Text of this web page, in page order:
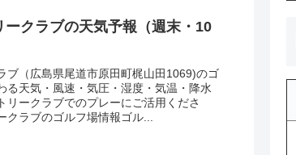
ークラブの天気予報（週末・10
ブ（広島県尾道市原田町梶山田1069)のゴ
る天気・風速・気圧・湿度・気温・降水
リークラブでのプレーにご活用くださ
クラブのゴルフ場情報ゴル...